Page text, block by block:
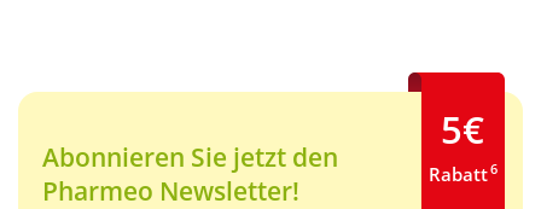
Abonnieren Sie jetzt den
Pharmeo Newsletter!
5€
Rabatt6